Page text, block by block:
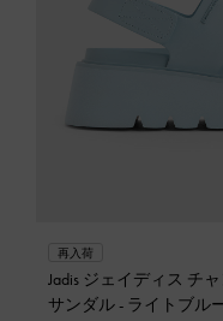
再入荷
Jadis ジェイディス チ
サンダル - ライトブル